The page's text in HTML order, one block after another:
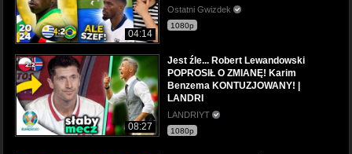
04:14
Ostatni Gwizdek
1080p
08:27
Jest źle... Robert Lewandowski
POPROSIŁ O ZMIANĘ! Karim
Benzema KONTUZJOWANY! |
LANDRI
LANDRIYT
1080p